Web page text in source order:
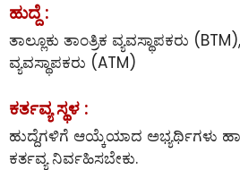
ಹುದ್ದೆ :
ತಾಲ್ಲೂಕು ತಾಂತ್ರಿಕ ವ್ಯವಸ್ಥಾಪಕರು
ವ್ಯವಸ್ಥಾಪಕರು (ATM)
ಕರ್ತವ್ಯ ಸ್ಥಳ :
ಹುದ್ದೆಗಳಿಗೆ ಆಯ್ಕೆಯಾದ ಅಭ್ಯರ್ಥಿಗಳು
ಕರ್ತವ್ಯ ನಿರ್ವಹಿಸಬೇಕು.